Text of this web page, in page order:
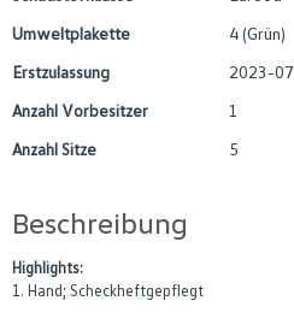
Umweltplakette
4 (Grün)
Erstzulassung
2023-07
Anzahl Vorbesitzer
1
Anzahl Sitze
5
Beschreibung
Highlights:
1. Hand; Scheckheftgepflegt